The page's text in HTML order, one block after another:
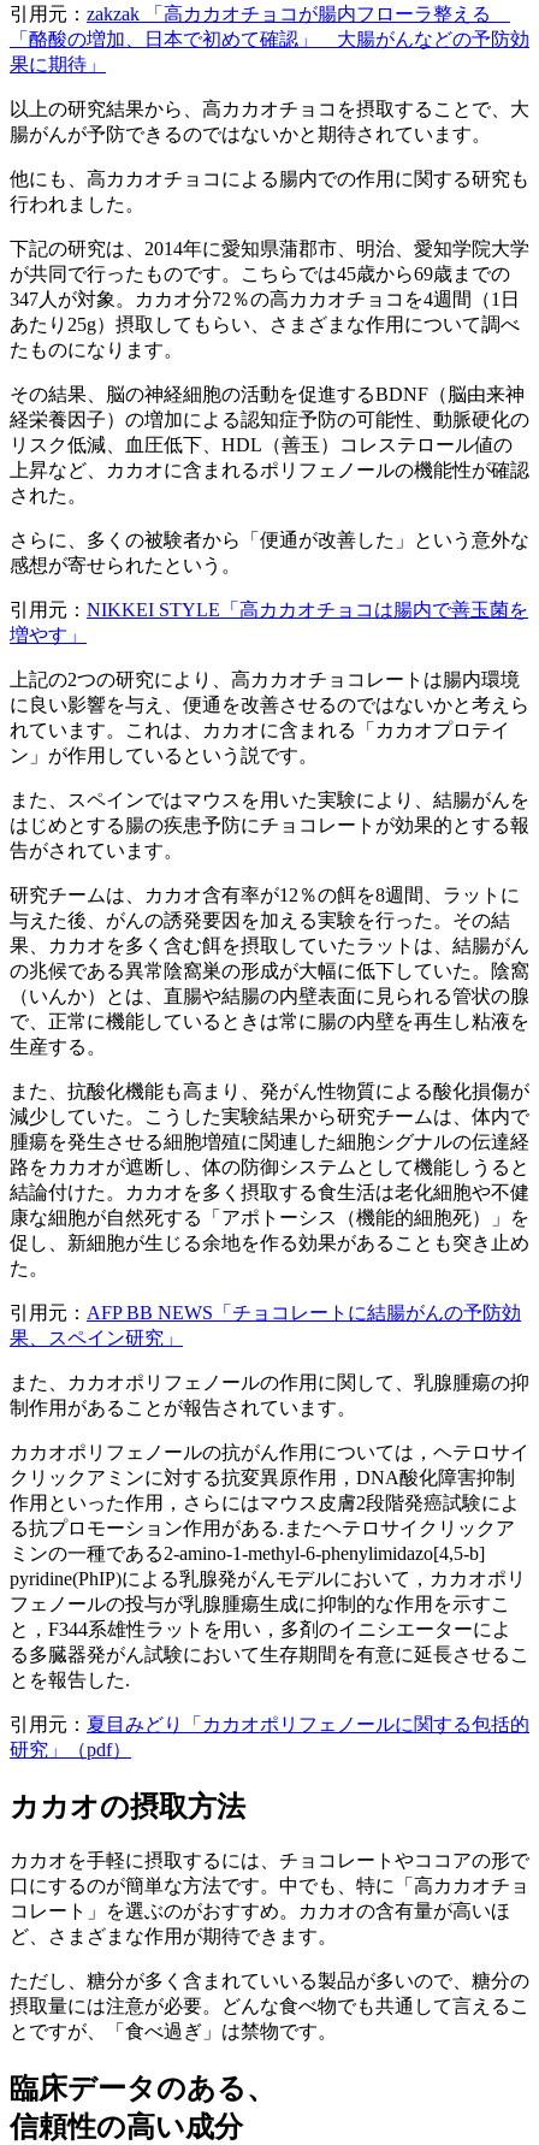
引用元： zakzak 「高カカオチョコが腸内フローラ整える
「酪酸の増加、日本で初めて確認」 大腸がんなどの予防効
果に期待」
以上の研究結果から、高カカオチョコを摂取することで、大
腸がんが予防できるのではないかと期待されています。
他にも、高カカオチョコによる腸内での作用に関する研究も
行われました。
下記の研究は、2014年に愛知県蒲郡市、明治、愛知学院大学
が共同で行ったものです。こちらでは45歳から69歳までの
347人が対象。カカオ分72％の高カカオチョコを4週間（1日
あたり25g）摂取してもらい、さまざまな作用について調べ
たものになります。
その結果、脳の神経細胞の活動を促進するBDNF（脳由来神
経栄養因子）の増加による認知症予防の可能性、動脈硬化の
リスク低減、血圧低下、HDL（善玉）コレステロール値の
上昇など、カカオに含まれるポリフェノールの機能性が確認
された。
さらに、多くの被験者から「便通が改善した」という意外な
感想が寄せられたという。
引用元： NIKKEI STYLE「高カカオチョコは腸内で善玉菌を
増やす」
上記の2つの研究により、高カカオチョコレートは腸内環境
に良い影響を与え、便通を改善させるのではないかと考えら
れています。これは、カカオに含まれる「カカオプロテイ
ン」が作用しているという説です。
また、スペインではマウスを用いた実験により、結腸がんを
はじめとする腸の疾患予防にチョコレートが効果的とする報
告がされています。
研究チームは、カカオ含有率が12％の餌を8週間、ラットに
与えた後、がんの誘発要因を加える実験を行った。その結
果、カカオを多く含む餌を摂取していたラットは、結腸がん
の兆候である異常陰窩巣の形成が大幅に低下していた。陰窩
（いんか）とは、直腸や結腸の内壁表面に見られる管状の腺
で、正常に機能しているときは常に腸の内壁を再生し粘液を
生産する。
また、抗酸化機能も高まり、発がん性物質による酸化損傷が
減少していた。こうした実験結果から研究チームは、体内で
腫瘍を発生させる細胞増殖に関連した細胞シグナルの伝達経
路をカカオが遮断し、体の防御システムとして機能しうると
結論付けた。カカオを多く摂取する食生活は老化細胞や不健
康な細胞が自然死する「アポトーシス（機能的細胞死）」を
促し、新細胞が生じる余地を作る効果があることも突き止め
た。
引用元： AFP BB NEWS「チョコレートに結腸がんの予防効
果、スペイン研究」
また、カカオポリフェノールの作用に関して、乳腺腫瘍の抑
制作用があることが報告されています。
カカオポリフェノールの抗がん作用については，ヘテロサイ
クリックアミンに対する抗変異原作用，DNA酸化障害抑制
作用といった作用，さらにはマウス皮膚2段階発癌試験によ
る抗プロモーション作用がある.またヘテロサイクリックア
ミンの一種である2-amino-1-methyl-6-phenylimidazo[4,5-b]
pyridine(PhIP)による乳腺発がんモデルにおいて，カカオポリ
フェノールの投与が乳腺腫瘍生成に抑制的な作用を示すこ
と，F344系雄性ラットを用い，多剤のイニシエーターによ
る多臓器発がん試験において生存期間を有意に延長させるこ
とを報告した.
引用元： 夏目みどり「カカオポリフェノールに関する包括的
研究」（pdf）
カカオの摂取方法
カカオを手軽に摂取するには、チョコレートやココアの形で
口にするのが簡単な方法です。中でも、特に「高カカオチョ
コレート」を選ぶのがおすすめ。カカオの含有量が高いほ
ど、さまざまな作用が期待できます。
ただし、糖分が多く含まれていいる製品が多いので、糖分の
摂取量には注意が必要。どんな食べ物でも共通して言えるこ
とですが、「食べ過ぎ」は禁物です。
臨床データのある、
信頼性の高い成分